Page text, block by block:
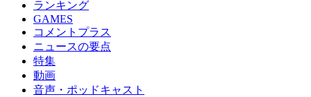
ランキング
GAMES
コメントプラス
ニュースの要点
特集
動画
音声・ポッドキャスト